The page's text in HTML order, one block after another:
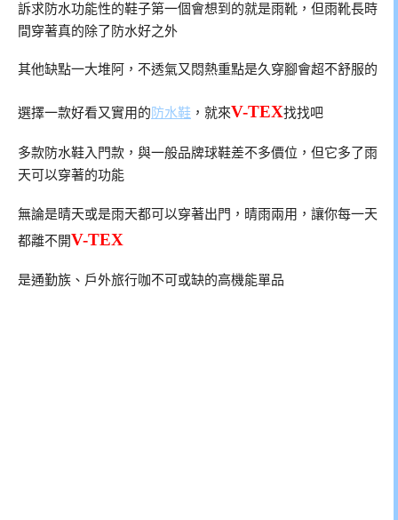
訴求防水功能性的鞋子第一個會想到的就是雨靴，但雨靴長時
間穿著真的除了防水好之外
其他缺點一大堆阿，不透氣又悶熱重點是久穿腳會超不舒服的
選擇一款好看又實用的 防水鞋 ，就來V-TEX找找吧
多款防水鞋入門款，與一般品牌球鞋差不多價位，但它多了雨
天可以穿著的功能
無論是晴天或是雨天都可以穿著出門，晴雨兩用，讓你每一天
都離不開V-TEX
是通勤族、戶外旅行咖不可或缺的高機能單品